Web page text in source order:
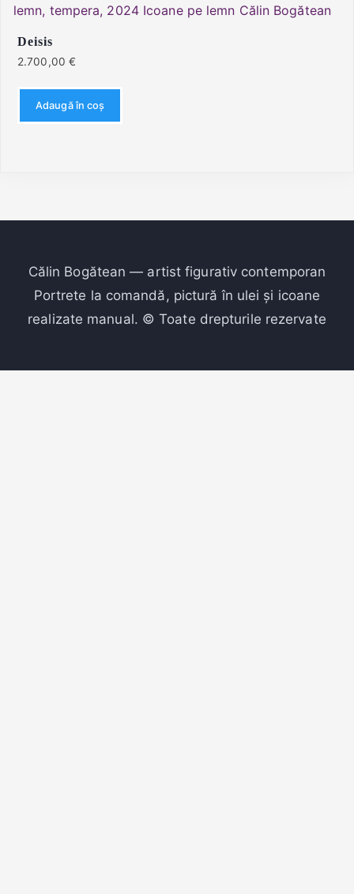
Deisis
2.700,00 €
Adaugă în coș
Călin Bogătean — artist figurativ contemporan
Portrete la comandă, pictură în ulei și icoane
realizate manual. © Toate drepturile rezervate